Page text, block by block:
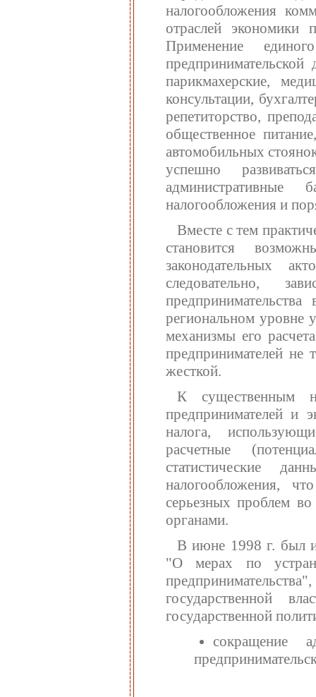
налогообложения
отраслей экономики
Применение
парикмахерские,
консультации,
репетиторство,
общественное
автомобильных
успешно
налогообложения и
Вместе с тем
становится
законодательных
следовательно,
региональном уровне
механизмы его
предпринимателей не
жесткой.
К существенным
предпринимателей и
налога,
расчетные
статистические
налогообложения,
серьезных проблем
органами.
В июне 1998 г. был
"О мерах по
государственной
государственной
сокращение